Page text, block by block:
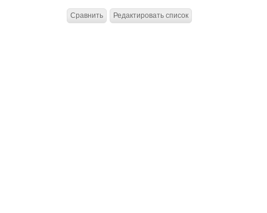
Сравнить Редактировать список